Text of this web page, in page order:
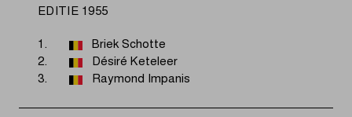
EDITIE 1955
1.
Briek Schotte
2.
Désiré Keteleer
3.
Raymond Impanis